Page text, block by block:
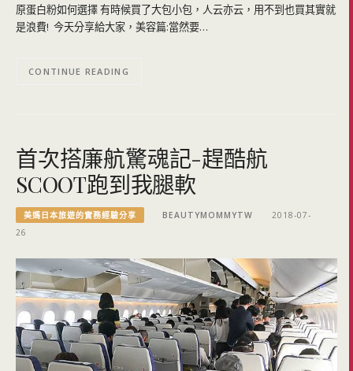
原蛋白粉如何選擇 有時候買了大包小包，人云亦云，用不到也買其實就
是浪費! 今天分享給大家，美容篇:當然要…
CONTINUE READING
首次搭廉航驚魂記-趕酷航
SCOOT跑到我腿軟
美媽日本旅遊的實務經驗分享 BEAUTYMOMMYTW
2018-07-
26